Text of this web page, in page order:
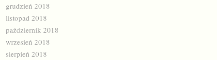
grudzień 2018
listopad 2018
październik 2018
wrzesień 2018
sierpień 2018